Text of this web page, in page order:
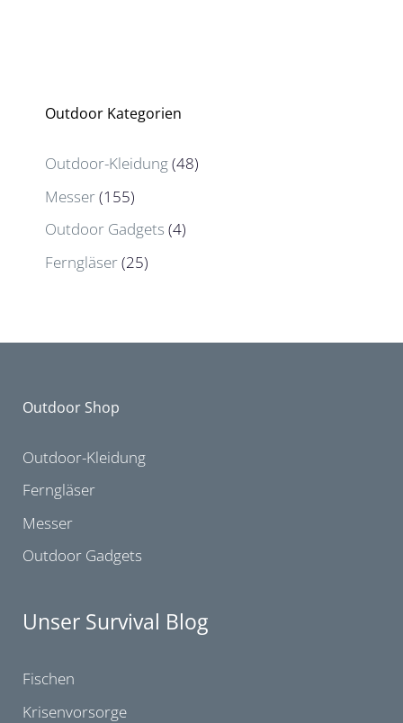
Outdoor Kategorien
Outdoor-Kleidung(48)
Messer(155)
Outdoor Gadgets (4)
Ferngläser(25)
Outdoor Shop
Outdoor-Kleidung
Ferngläser
Messer
Outdoor Gadgets
Unser Survival Blog
Fischen
Krisenvorsorge